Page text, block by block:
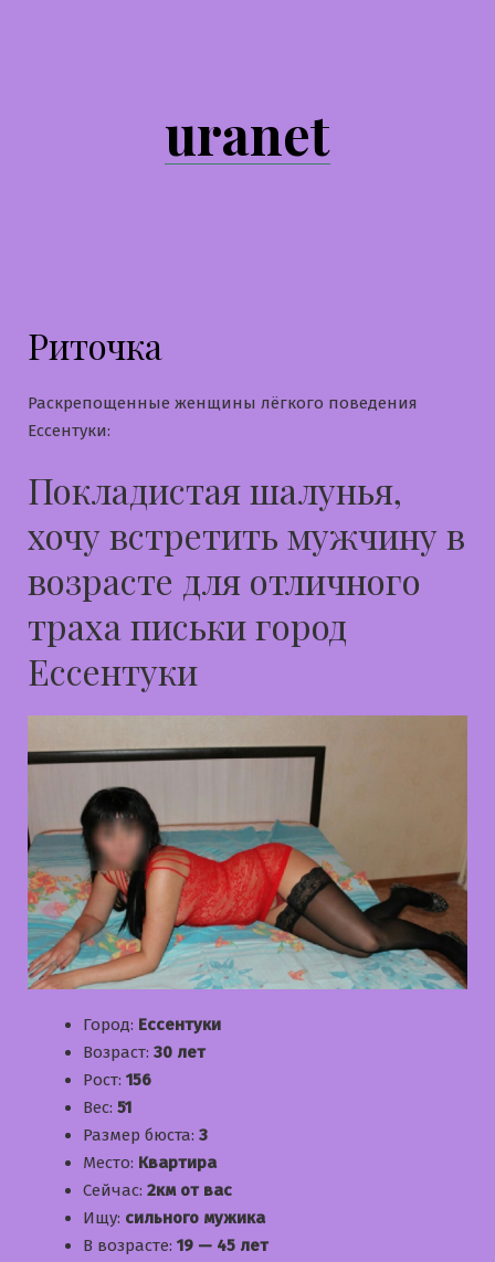
uranet
Риточка
Раскрепощенные женщины лёгкого поведения
Ессентуки:
Покладистая шалунья,
хочу встретить мужчину в
возрасте для отличного
траха письки город
Ессентуки
Город: Ессентуки
Возраст: 30 лет
Рост: 156
Вес: 51
Размер бюста: 3
Место: Квартира
Сейчас: 2км от вас
Ищу: сильного мужика
В возрасте: 19 — 45 лет